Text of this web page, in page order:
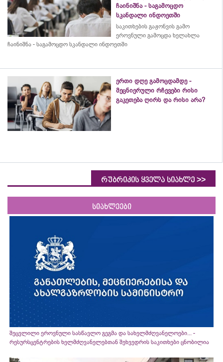
ჩაინიშნა - საგამოცდო
სკანდალი ინდოეთში
საკითხების გაჟონვის გამო
ეროვნული გამოცდა ხელახლა
ჩაინიშნა - საგამოცდო სკანდალი ინდოეთში
ერთი დღე გამოცდამდე -
მეცნიერული რჩევები რისი
გაკეთება ღირს და რისი არა?
რუბრიკის ყველა სიახლე >>
სიახლეები
შეცვლილი ეროვნული სასწავლო გეგმა და სახელმძღვანელოები... -
რესურსცენტრების ხელმძღვანელებთან შეხვედრის საკითხები ცნობილია